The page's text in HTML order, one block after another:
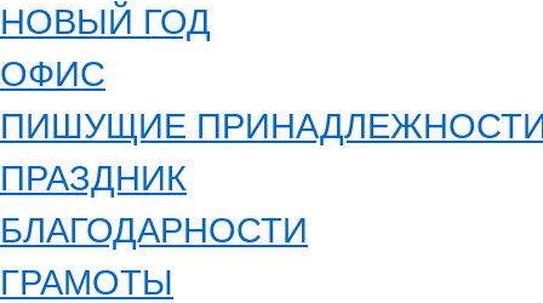
НОВЫЙ ГОД
ОФИС
ПИШУЩИЕ
ПРАЗДНИК
БЛАГОДАРНОСТИ
ГРАМОТЫ